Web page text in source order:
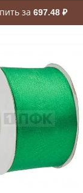
за 697.48 ₽